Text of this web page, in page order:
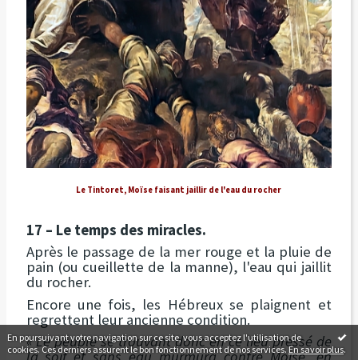
En poursuivant votre navigation sur ce site, vous acceptez l'utilisation de
cookies. Ces derniers assurent le bon fonctionnement de nos services.En savoir plus.
Le Tintoret, Moïse faisant jaillir de l'eau du rocher
17 – Le temps des miracles.
Après le passage de la mer rouge et la pluie de
pain (ou cueillette de la manne), l'eau qui jaillit
du rocher.
Encore une fois, les Hébreux se plaignent et
regrettent leur ancienne condition.
« Le peuple se trouvant donc en ce lieu pressé de
la soif et sans eau murmura contre Moïse, en